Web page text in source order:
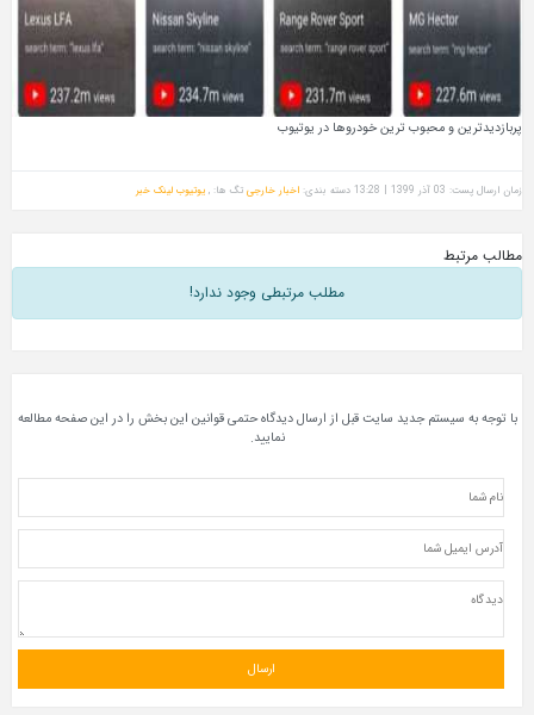
محبوب ترین خودروها در یوتیوب
دسته بندی: اخبار خارجی تگ ها: ,یوتیوب لینک خبر
مطلب مرتبطی وجود ندارد!
جدید سایت قبل از ارسال دیدگاه حتمی قوانین این بخش را در این صفحه مطالعه